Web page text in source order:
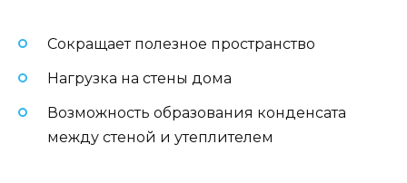
Сокращает полезное пространство
Нагрузка на стены дома
Возможность образования конденсата
между стеной и утеплителем